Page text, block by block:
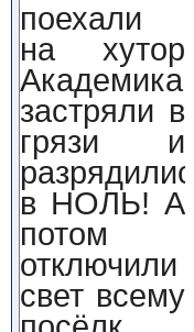
поехали
на хутор
Академика,
застряли в
грязи и
разрядились
в НОЛЬ! А
потом
отключили
свет всему